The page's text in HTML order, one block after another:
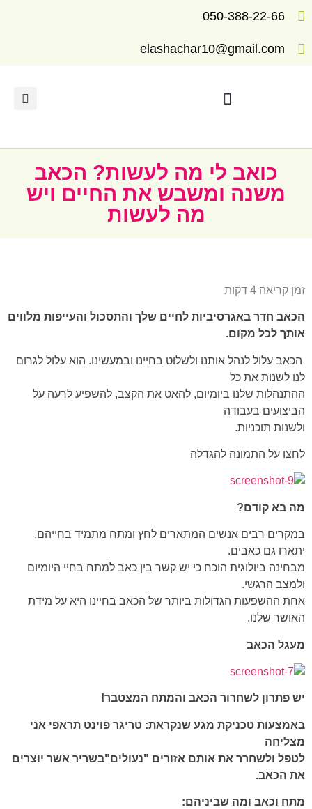
050-388-22-66
elashachar10@gmail.com
כואב לי מה לעשות? הכאב
משנה ומשבש את החיים ויש
מה לעשות
זמן קריאה 4 דקות
הכאב חדר באגרסיביות לחיים שלך והתסכול והעייפות מלווים
אותך לכל מקום.
הכאב עלול לנהל אותנו ולשלוט בחיינו ובמעשינו. הוא עלול לגרום
לנו לשנות את כל
ההתנהלות שלנו ביומיום, להאט את הקצב, להשפיע לרעה על
הביצועים בעבודה
ולשנות תוכניות.
לחצו על התמונה להגדלה
מה בא קודם?
במקרים רבים אנשים המתארים לחץ ומתח מתמיד בחייהם,
יתארו גם כאבים.
מבחינה ביולוגית הוכח כי יש קשר בין כאב למתח בחיי היומיום
ולמצב הרגשי.
אחת ההשפעות הגדולות ביותר של הכאב בחיינו היא על מידת
האושר שלנו.
מעגל הכאב
יש פתרון לשחרור הכאב והמתח המצטבר!
באמצעות טכניקת מגע שנקראת: טריגר פוינט תראפי אני
מצליחה
לטפל ולשחרר את אותם אזורים "נעולים"בשריר אשר יוצרים
את הכאב.
מתח וכאב ומה שביניהם: